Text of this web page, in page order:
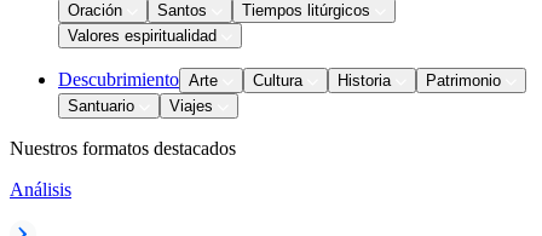
Oración
Santos
Tiempos litúrgicos
Valores espiritualidad
Descubrimiento Arte Cultura Historia
Patrimonio
Santuario
Viajes
Nuestros formatos destacados
Análisis